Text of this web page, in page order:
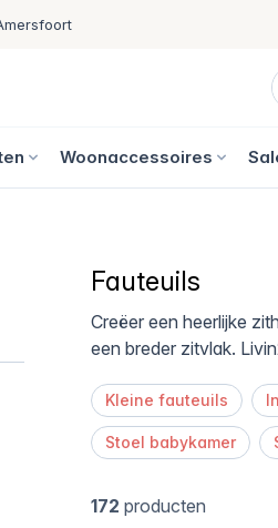
Woonaccessoires
Fauteuils
Creëer een heerlijke
een breder zitvlak.
Kleine fauteuils
Stoel babykamer
172 producten